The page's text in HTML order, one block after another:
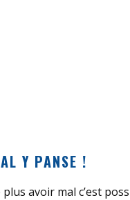
Y PANSE !
avoir mal c’est